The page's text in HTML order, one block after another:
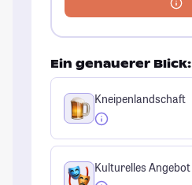
Ein genauerer Blick:
Kneipenlandschaft
Kulturelles Angebot